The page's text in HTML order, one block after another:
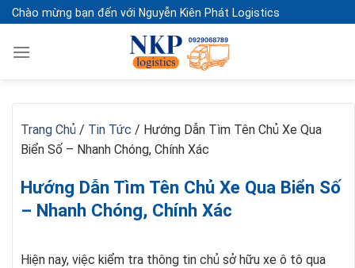
Skip
to
content
Chào mừng bạn đến với Nguyễn Kiên Phát Logistics
Trang Chủ / Tin Tức / Hướng Dẫn Tìm Tên Chủ Xe Qua
Biển Số – Nhanh Chóng, Chính Xác
Hướng Dẫn Tìm Tên Chủ Xe Qua Biển Số
– Nhanh Chóng, Chính Xác
Hiện nay, việc kiểm tra thông tin chủ sở hữu xe ô tô qua